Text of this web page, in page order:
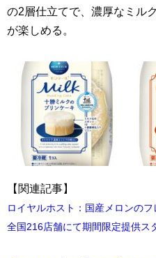
の2層仕立てで、濃厚なミル
が楽しめる。
【関連記事】
ロイヤルホスト：国産メロンの
全国216店舗にて期間限定提供ス